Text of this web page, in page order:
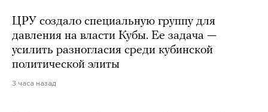
ЦРУ создало специальную группу для
давления на власти Кубы. Ее задача —
усилить разногласия среди кубинской
политической элиты
3 часа назад